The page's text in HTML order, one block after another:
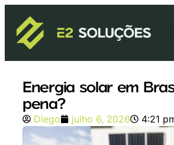
Energia solar em
pena?
Diego julho 6, 2026 4:21